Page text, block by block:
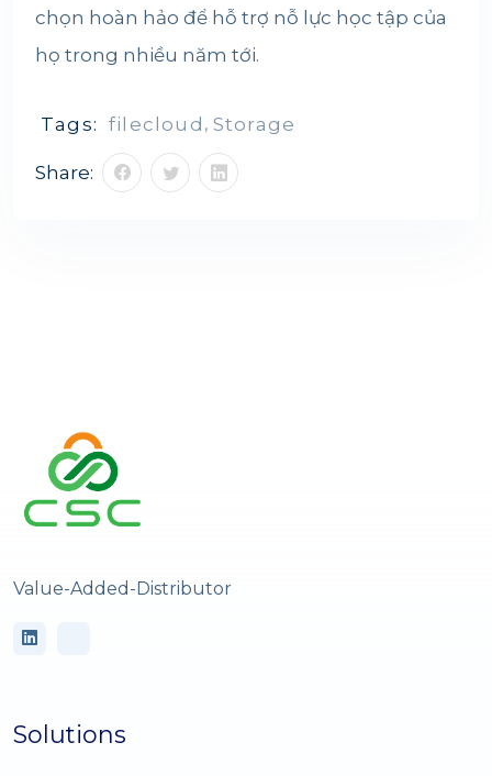
chọn hoàn hảo để hỗ trợ nỗ lực học tập của
họ trong nhiều năm tới.
Tags: filecloud , Storage
Share:
Value-Added-Distributor
Solutions